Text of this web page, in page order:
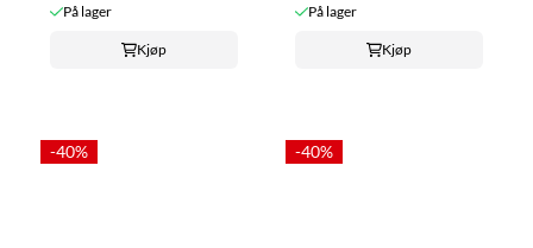
På lager
Kjøp
På lager
Kjøp
-40% -40%